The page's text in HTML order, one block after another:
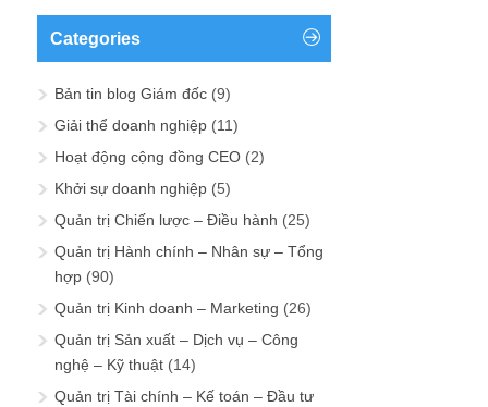
Categories
Bản tin blog Giám đốc (9)
Giải thể doanh nghiệp (11)
Hoạt động cộng đồng CEO (2)
Khởi sự doanh nghiệp (5)
Quản trị Chiến lược – Điều hành (25)
Quản trị Hành chính – Nhân sự – Tổng
hợp (90)
Quản trị Kinh doanh – Marketing (26)
Quản trị Sản xuất – Dịch vụ – Công
nghệ – Kỹ thuật (14)
Quản trị Tài chính – Kế toán – Đầu tư